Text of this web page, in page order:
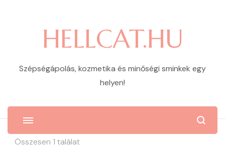
HELLCAT.HU
Szépségápolás, kozmetika és minőségi sminkek egy
helyen!
Összesen 1 találat